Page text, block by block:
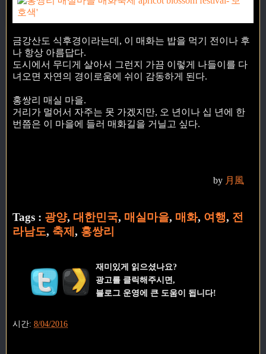
금강산도 식후경이라는데, 이 매화는 밥을 먹기 전이나 후
나 항상 아름답다.
도시에서 무디게 살아서 그런지 가끔 이렇게 나들이를 다
녀오면 자연의 경이로움에 쉬이 감동하게 된다.
홍쌍리 매실 마을.
거리가 멀어서 자주는 못 가겠지만, 오 년이나 십 년에 한
번쯤은 이 마을에 들러 매화길을 거닐고 싶다.
by 月風
Tags : 광양, 대한민국, 매실마을, 매화, 여행, 전
라남도, 축제 , 홍쌍리
재미있게 읽으셨나요?
광고를 클릭해주시면,
블로그 운영에 큰 도움이 됩니다!
시간: 8/04/2016